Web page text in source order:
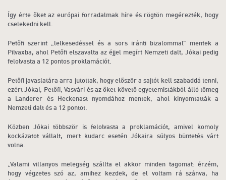
Így érte őket az európai forradalmak híre és rögtön megérezték, hogy
cselekedni kell.
Petőfi szerint „lelkesedéssel és a sors iránti bizalommal” mentek a
Pilvaxba, ahol Petőfi elszavalta az éjjel megírt Nemzeti dalt, Jókai pedig
felolvasta a 12 pontos proklamációt.
Petőfi javaslatára arra jutottak, hogy először a sajtót kell szabaddá tenni,
ezért Jókai, Petőfi, Vasvári és az őket követő egyetemistákból álló tömeg
a Landerer és Heckenast nyomdához mentek, ahol kinyomtatták a
Nemzeti dalt és a 12 pontot.
Közben Jókai többször is felolvasta a proklamációt, amivel komoly
kockázatot vállalt, mert kudarc esetén Jókaira súlyos büntetés várt
volna.
„Valami villanyos melegség szállta el akkor minden tagomat: érzém,
hogy végzetes szó az, amihez kezdek, de el voltam rá szánva, ha